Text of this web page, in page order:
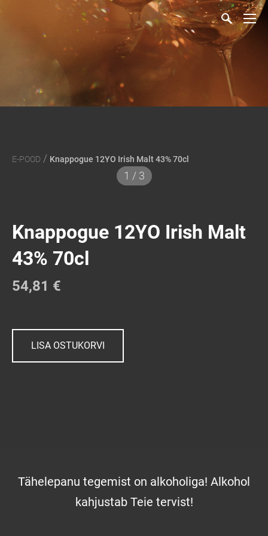
E-POOD / Knappogue 12YO Irish Malt 43% 70cl
1 / 3
Knappogue 12YO Irish Malt
43% 70cl
54,81 €
LISA OSTUKORVI
Tähelepanu tegemist on alkoholiga! Alkohol
kahjustab Teie tervist!